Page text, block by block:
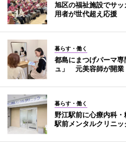
旭区の福祉施設でサ
用者が世代超え応援
暮らす・働く
都島にまつげパーマ
ュ」 元美容師が開業
暮らす・働く
野江駅前に心療内科
駅前メンタルクリニッ